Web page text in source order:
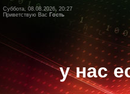
Суббота, 08.08.2026, 20:27
Приветствую Вас Гость
у нас